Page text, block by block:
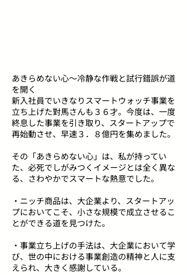
あきらめない心～冷静な作戦と試行錯誤が道
を開く
新入社員でいきなりスマートウォッチ事業を
立ち上げた對馬さんも３６才。今度は、一度
終息した事業を引き取り、スタートアップで
再始動させ、早速３．８億円を集めました。
その「あきらめない心」は、私が持ってい
た、必死でしがみつくイメージとは全く異な
る、さわやかでスマートな熱意でした。
・ニッチ商品は、大企業より、スタートアッ
プにおいてこそ、小さな規模で成立させるこ
とができる道を見つけた。
・事業立ち上げの手法は、大企業において学
び、世の中における事業創造の精神と人に支
えられ、大きく感謝している。